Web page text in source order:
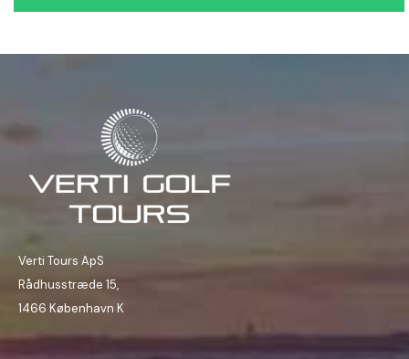
Verti Tours ApS
Rådhusstræde 15,
1466 København K